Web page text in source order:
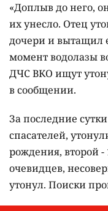
«Доплыв до него,
их унесло. Отец
дочери и вытащил
момент водолазы
ДЧС ВКО ищут
в сообщении.
За последние
спасателей,
рождения, второй -
очевидцев,
утонул. Поиски